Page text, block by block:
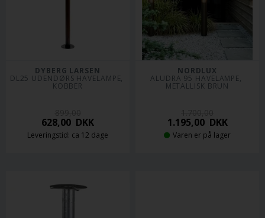
DYBERG LARSEN
DL25 UDENDØRS HAVELAMPE,
KOBBER
628,00 DKK
Leveringstid: ca 12 dage
NORDLUX
ALUDRA 95 HAVELAMPE,
METALLISK BRUN
1.195,00DKK
Varen er på lager